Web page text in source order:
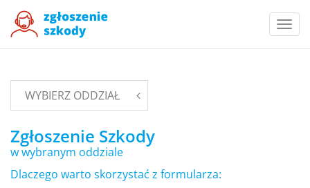
WYBIERZ ODDZIAŁ
Zgłoszenie Szkody
w wybranym oddziale
Dlaczego warto skorzystać z formularza: